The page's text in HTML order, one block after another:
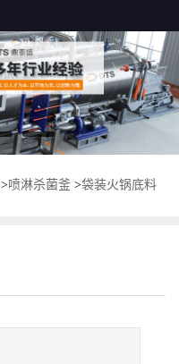
>喷淋杀菌釜 >袋装火锅底料